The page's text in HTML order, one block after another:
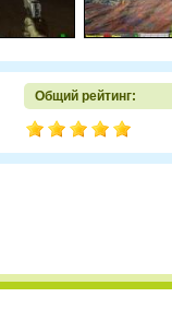
Общий рейтинг: